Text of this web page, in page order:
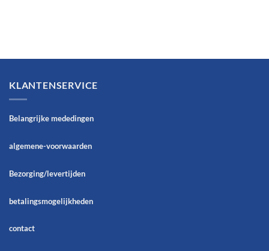
KLANTENSERVICE
Belangrijke mededingen
algemene-voorwaarden
Bezorging/levertijden
betalingsmogelijkheden
contact